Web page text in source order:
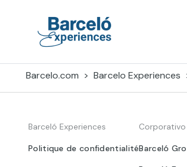
Barcelo.com Barcelo Experiences
Barceló Experiences
Politique de confidentialité
Corporativo
Barceló